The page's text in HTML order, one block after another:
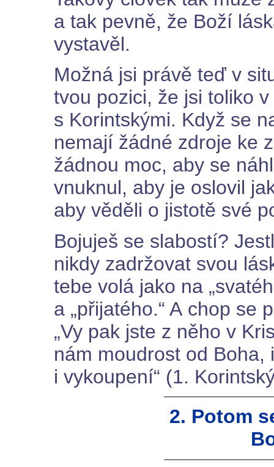
a tak pevně, že Boží
vystavěl.
Možná jsi právě teď v
tvou pozici, že jsi toliko
s Korintskými. Když se
nemají žádné zdroje ke
žádnou moc, aby se
vnuknul, aby je oslovil
aby věděli o jistotě své
Bojuješ se slabostí?
nikdy zadržovat svou
tebe volá jako na
a „přijatého.“ A chop se
„Vy pak jste z něho v
nám moudrost od
i vykoupení“ (1.
2. Potom